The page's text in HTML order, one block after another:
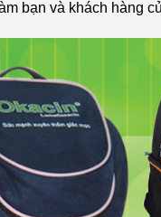
bạn và khách hàng